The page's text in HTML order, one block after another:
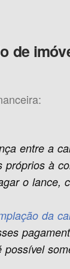
de
entre a
próprios à
o lance,
da